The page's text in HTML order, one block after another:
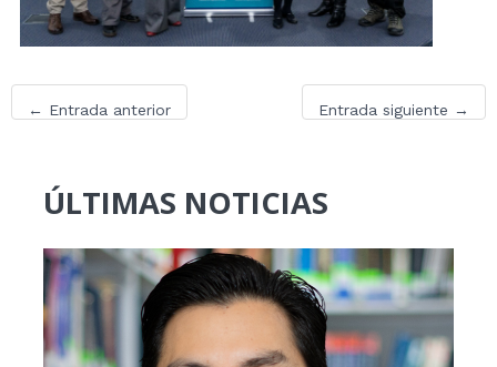
← Entrada anterior Entrada siguiente →
ÚLTIMAS NOTICIAS